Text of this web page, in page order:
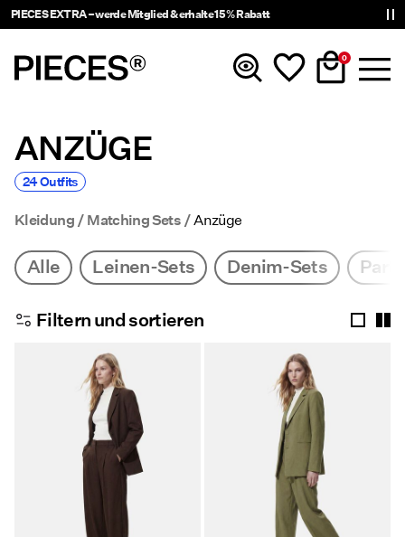
PIECES EXTRA – werde Mitglied & erhalte 15 % Rabatt
0
Neuheiten
Kleidung
Accessoires
Trending
Shop The Look
Angebote
PIECES® EXTRA
ANZÜGE
24 Outfits
Kleidung Matching Sets Anzüge
Alle Leinen-Sets Denim-Sets
Filtern und sortieren